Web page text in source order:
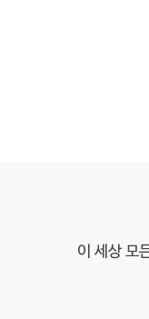
이 세상 모